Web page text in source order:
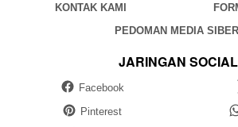
KONTAK KAMI
PEDOMAN MEDIA SIBER
JARINGAN SOCIAL
Facebook
Pinterest